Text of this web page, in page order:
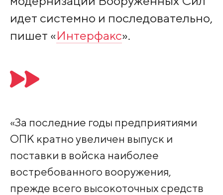
идет системно и последовательно,
пишет «Интерфакс».
«За последние годы предприятиями
ОПК кратно увеличен выпуск и
поставки в войска наиболее
востребованного вооружения,
прежде всего высокоточных средств